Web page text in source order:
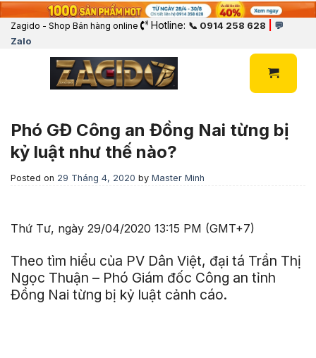
Zagido - Shop Bán hàng online Hotline: 📞 0914 258 628
💬
Zalo
Phó GĐ Công an Đồng Nai từng bị
kỷ luật như thế nào?
Posted on 29 Tháng 4, 2020 by Master Minh
Thứ Tư, ngày 29/04/2020 13:15 PM (GMT+7)
Theo tìm hiểu của PV Dân Việt, đại tá Trần Thị
Ngọc Thuận – Phó Giám đốc Công an tỉnh
Đồng Nai từng bị kỷ luật cảnh cáo.